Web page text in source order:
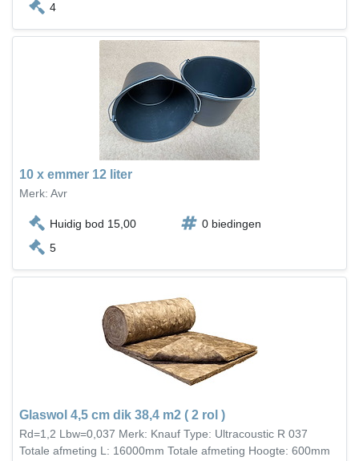
4
10 x emmer 12 liter
Merk: Avr
Huidig bod 15,00
0 biedingen
5
Glaswol 4,5 cm dik 38,4 m2 ( 2 rol )
Rd=1,2 Lbw=0,037 Merk: Knauf Type: Ultracoustic R 037
Totale afmeting L: 16000mm Totale afmeting Hoogte: 600mm